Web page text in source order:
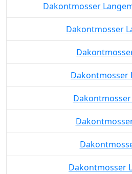
Dakontmosser
Dakontmosser
Dakontmosser
Dakontmosser